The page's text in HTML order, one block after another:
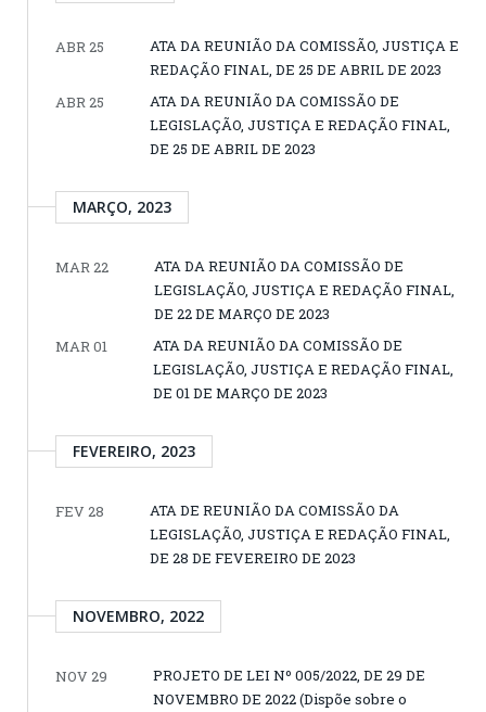
ABR 25
ATA DA REUNIÃO DA COMISSÃO, JUSTIÇA E
REDAÇÃO FINAL, DE 25 DE ABRIL DE 2023
ABR 25
ATA DA REUNIÃO DA COMISSÃO DE
LEGISLAÇÃO, JUSTIÇA E REDAÇÃO FINAL,
DE 25 DE ABRIL DE 2023
MARÇO, 2023
MAR 22
ATA DA REUNIÃO DA COMISSÃO DE
LEGISLAÇÃO, JUSTIÇA E REDAÇÃO FINAL,
DE 22 DE MARÇO DE 2023
MAR 01
ATA DA REUNIÃO DA COMISSÃO DE
LEGISLAÇÃO, JUSTIÇA E REDAÇÃO FINAL,
DE 01 DE MARÇO DE 2023
FEVEREIRO, 2023
FEV 28
ATA DE REUNIÃO DA COMISSÃO DA
LEGISLAÇÃO, JUSTIÇA E REDAÇÃO FINAL,
DE 28 DE FEVEREIRO DE 2023
NOVEMBRO, 2022
NOV 29
PROJETO DE LEI Nº 005/2022, DE 29 DE
NOVEMBRO DE 2022 (Dispõe sobre o